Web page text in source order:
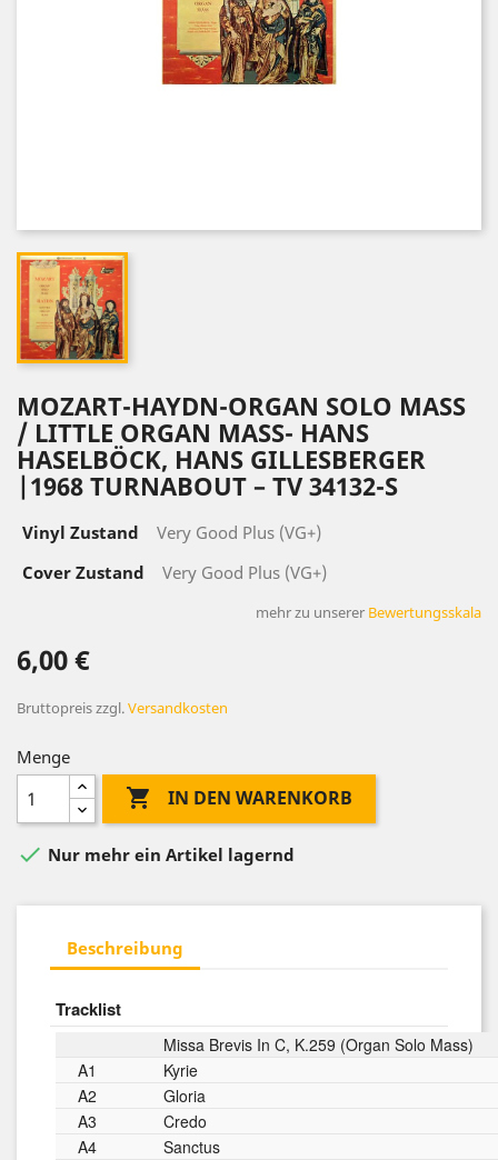
MOZART-HAYDN-ORGAN SOLO MASS
/ LITTLE ORGAN MASS- HANS
HASELBÖCK, HANS GILLESBERGER
|1968 TURNABOUT ‎– TV 34132-S
Vinyl Zustand
Very Good Plus (VG+)
Cover Zustand
Very Good Plus (VG+)
mehr zu unserer Bewertungsskala
6,00 €
Bruttopreiszzgl.Versandkosten
Menge
 IN DEN WARENKORB
 Nur mehr ein Artikel lagernd
Beschreibung
Tracklist
Missa Brevis In C, K.259 (Organ Solo Mass)
A1
Kyrie
A2
Gloria
A3
Credo
A4
Sanctus